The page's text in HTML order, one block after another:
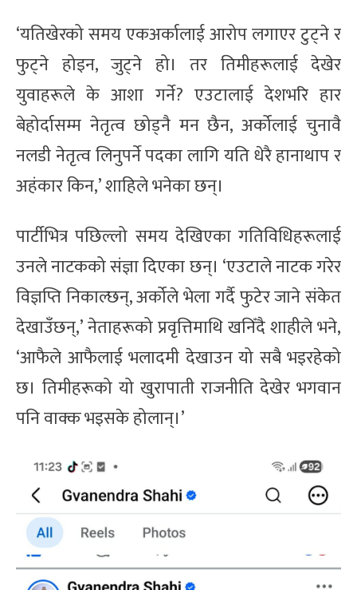
​‘यतिखेरको समय एकअर्कालाई आरोप लगाएर टुट्ने र
फुट्ने होइन, जुट्ने हो। तर तिमीहरूलाई देखेर
युवाहरूले के आशा गर्ने? एउटालाई देशभरि हार
बेहोर्दासम्म नेतृत्व छोड्नै मन छैन, अर्कोलाई चुनावै
नलडी नेतृत्व लिनुपर्ने पदका लागि यति धेरै हानाथाप र
अहंकार किन,’ शाहिले भनेका छन्।
​पार्टीभित्र पछिल्लो समय देखिएका गतिविधिहरूलाई
उनले नाटकको संज्ञा दिएका छन्। ‘एउटाले नाटक गरेर
विज्ञप्ति निकाल्छन्, अर्कोले भेला गर्दै फुटेर जाने संकेत
देखाउँछन्,’ नेताहरूको प्रवृत्तिमाथि खनिँदै शाहीले भने,
‘आफैले आफैलाई भलादमी देखाउन यो सबै भइरहेको
छ। तिमीहरूको यो खुरापाती राजनीति देखेर भगवान
पनि वाक्क भइसके होलान्।’